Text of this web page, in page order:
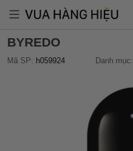
BYREDO
Mã SP: h059924 Danh mục: